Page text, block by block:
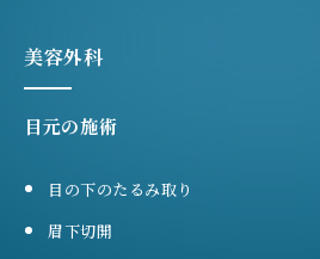
美容外科
目元の施術
目の下のたるみ取り
眉下切開